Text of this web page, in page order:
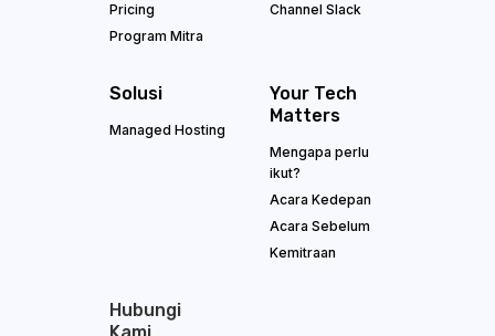
Pricing
Program Mitra
Channel Slack
Solusi
Managed Hosting
Your Tech
Matters
Mengapa perlu
ikut?
Acara Kedepan
Acara Sebelum
Kemitraan
Hubungi